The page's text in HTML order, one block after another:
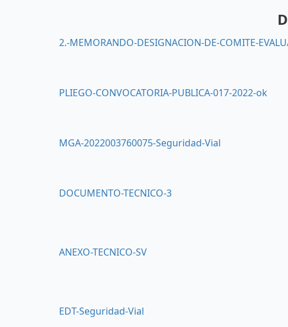
2.-MEMORANDO-DESIGNACION-DE-COMITE-
PLIEGO-CONVOCATORIA-PUBLICA-017-2022-ok
MGA-2022003760075-Seguridad-Vial
DOCUMENTO-TECNICO-3
ANEXO-TECNICO-SV
EDT-Seguridad-Vial